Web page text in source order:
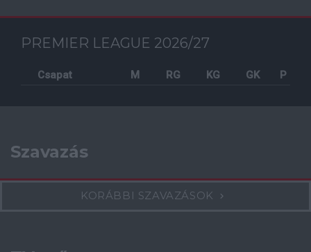
PREMIER LEAGUE 2026/27
Csapat M RG KG GK P
Szavazás
KORÁBBI SZAVAZÁSOK